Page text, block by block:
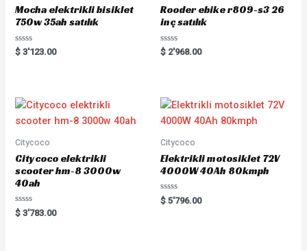
Mocha elektrikli bisiklet
750w 35ah satılık
Rated
0
$ 3'123.00
Rooder ebike r809-s3 26
inç satılık
Rated
0
$ 2'968.00
Citycoco
Citycoco elektrikli
scooter hm-8 3000w
40ah
Rated
0
$ 3'783.00
Citycoco
Elektrikli motosiklet 72V
4000W 40Ah 80kmph
Rated
0
$ 5'796.00